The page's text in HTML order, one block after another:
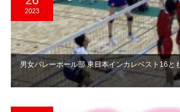
2023
男女バレーボール部 東日本インカレベスト16と